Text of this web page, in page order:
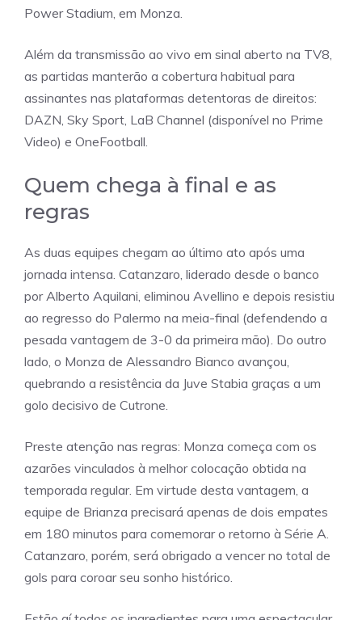
Power Stadium, em Monza.
Além da transmissão ao vivo em sinal aberto na TV8,
as partidas manterão a cobertura habitual para
assinantes nas plataformas detentoras de direitos:
DAZN, Sky Sport, LaB Channel (disponível no Prime
Video) e OneFootball.
Quem chega à final e as
regras
As duas equipes chegam ao último ato após uma
jornada intensa. Catanzaro, liderado desde o banco
por Alberto Aquilani, eliminou Avellino e depois resistiu
ao regresso do Palermo na meia-final (defendendo a
pesada vantagem de 3-0 da primeira mão). Do outro
lado, o Monza de Alessandro Bianco avançou,
quebrando a resistência da Juve Stabia graças a um
golo decisivo de Cutrone.
Preste atenção nas regras: Monza começa com os
azarões vinculados à melhor colocação obtida na
temporada regular. Em virtude desta vantagem, a
equipe de Brianza precisará apenas de dois empates
em 180 minutos para comemorar o retorno à Série A.
Catanzaro, porém, será obrigado a vencer no total de
gols para coroar seu sonho histórico.